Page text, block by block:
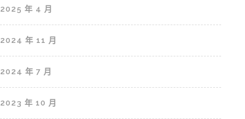
2025 年 4 月
2024 年 11 月
2024 年 7 月
2023 年 10 月